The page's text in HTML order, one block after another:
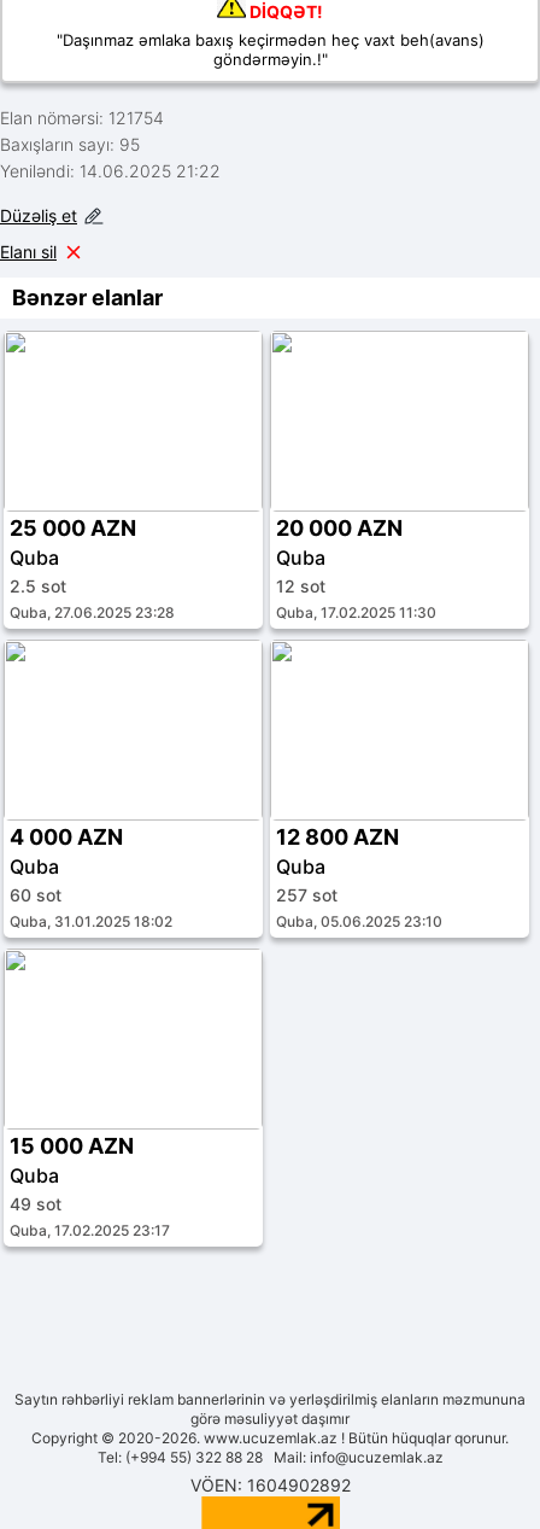
DİQQƏT!
"Daşınmaz əmlaka baxış keçirmədən heç vaxt beh(avans)
göndərməyin.!"
Elan nömərsi: 121754
Baxışların sayı: 95
Yeniləndi: 14.06.2025 21:22
Düzəliş et
Elanı sil
Bənzər elanlar
25 000 AZN
Quba
2.5 sot
Quba, 27.06.2025 23:28
20 000 AZN
Quba
12 sot
Quba, 17.02.2025 11:30
4 000 AZN
Quba
60 sot
Quba, 31.01.2025 18:02
12 800 AZN
Quba
257 sot
Quba, 05.06.2025 23:10
15 000 AZN
Quba
49 sot
Quba, 17.02.2025 23:17
Saytın rəhbərliyi reklam bannerlərinin və yerləşdirilmiş elanların məzmununa
görə məsuliyyət daşımır
Copyright © 2020-2026. www.ucuzemlak.az ! Bütün hüquqlar qorunur.
Tel: (+994 55) 322 88 28 Mail: info@ucuzemlak.az
VÖEN: 1604902892